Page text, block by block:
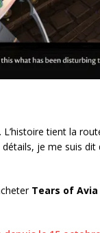
L’histoire tient la
je me suis dit
Tears of Avia